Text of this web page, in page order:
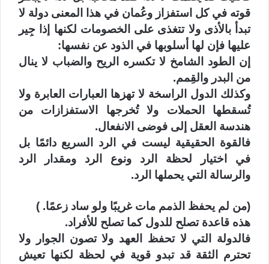
قوته في كل استفزاز وعُمان في هذا المعنى دولة لا
تبدأ بالأذى ولا تتغذى على الخصومات لكنها إذا جِير
عليها فإن لها أسلوبها في الذود عن نفسها:
‏إن الطود الشامخ لا تكسره الريح والضباب لا ينال
من البدر والقِمم.
‏وكذلك الدول الراسخة لا تهزها العبارات العابرة ولا
تُسقطها الحملات ولا تُخرجها الاستفزازات من
هندسة العقل إلى فوضى الانفعال.
‏فالقوة الحقيقية ليست في الرد السريع دائمًا بل
في اختيار لحظة الرد ونوع الرد ومقدار الرد
والرسالة التي يحملها الرد.
‏(من لم يحفظ الذمم مات غريبًا ولو ساد زعمًا. )
‏هذه قاعدة تصلح للدول كما تصلح للأفراد.
‏فالدولة التي لا تحفظ العهد ولا تصون الجوار ولا
تحترم الثقة قد تبدو قوية في لحظة لكنها تعيش